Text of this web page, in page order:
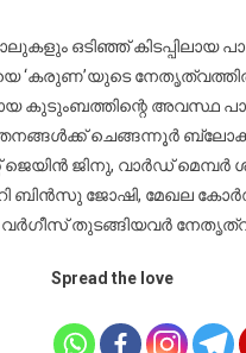
അംഗനവാടി
ടീച്ചറെ
ദുരിതാശ്വാസ
ക്യാമ്പിൽ
എത്തിച്ചു.
ഒടിഞ്ഞ് കിടപ്പിലായ
‘കരുണ’യുടെ
കുടുംബത്തിന്റെ അവസ്ഥ
ചെങ്ങന്നൂർ
ജിനു, വാർഡ് മെമ്പർ
ജോഷി, മേഖല
തുടങ്ങിയവർ
Spread the love